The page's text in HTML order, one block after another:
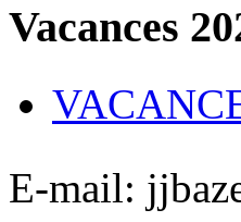
Vacances
E-mail: